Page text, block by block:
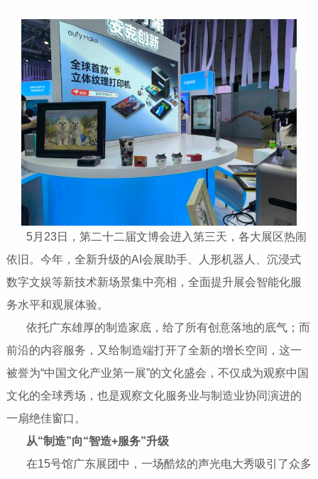
5月23日，第二十二届文博会进入第三天，各大展区热闹
依旧。今年，全新升级的AI会展助手、人形机器人、沉浸式
数字文娱等新技术新场景集中亮相，全面提升展会智能化服
务水平和观展体验。
依托广东雄厚的制造家底，给了所有创意落地的底气；而
前沿的内容服务，又给制造端打开了全新的增长空间，这一
被誉为“中国文化产业第一展”的文化盛会，不仅成为观察中国
文化的全球秀场，也是观察文化服务业与制造业协同演进的
一扇绝佳窗口。
从“制造”向“智造+服务”升级
​​​​​​​ 在15号馆广东展团中，一场酷炫的声光电大秀吸引了众多